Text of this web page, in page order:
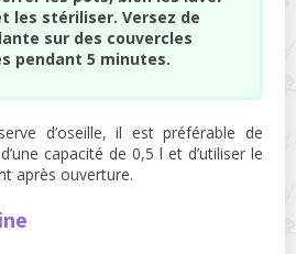
les stériliser. Versez de
sur des couvercles
pendant 5 minutes.
d’oseille, il est préférable de
capacité de 0,5 l et d’utiliser le
après ouverture.